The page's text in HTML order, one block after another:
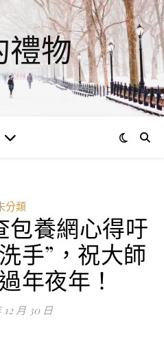
禮物
分類
包養網心得吁
手”，祝大師
年夜年！
12 月 30 日